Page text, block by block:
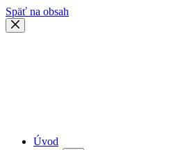
Späť na obsah
Úvod